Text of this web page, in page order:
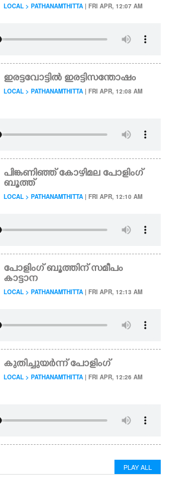
LOCAL > PATHANAMTHITTA | FRI APR, 12:07 AM
ഇരട്ടവോട്ടിൽ ഇരട്ടിസന്തോഷം
LOCAL > PATHANAMTHITTA | FRI APR, 12:08 AM
പിങ്കണിഞ്ഞ് കോഴിമല പോളിംഗ്
ബൂത്ത്
LOCAL > PATHANAMTHITTA | FRI APR, 12:10 AM
പോളിംഗ് ബൂത്തിന് സമീപം
കാട്ടാന
LOCAL > PATHANAMTHITTA | FRI APR, 12:13 AM
കുതിച്ചുയർന്ന് പോളിംഗ്
LOCAL > PATHANAMTHITTA | FRI APR, 12:26 AM
PLAY ALL